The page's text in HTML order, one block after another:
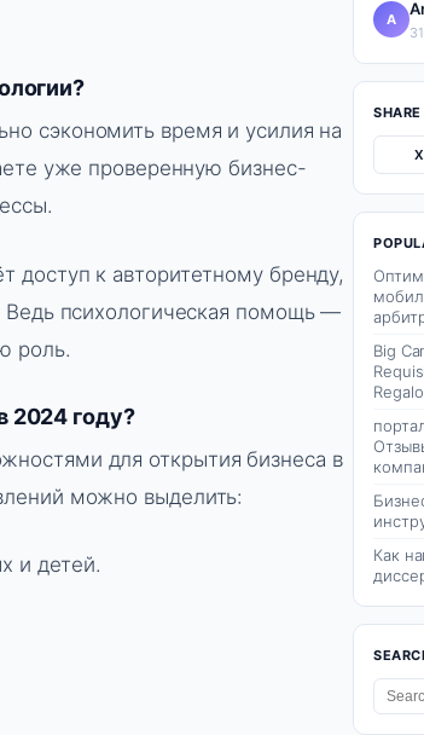
сэкономить время и усилия на
уже проверенную бизнес-
доступ к авторитетному бренду,
Ведь психологическая помощь —
роль.
2024 году?
для открытия бизнеса в
можно выделить:
и детей.
A
SHARE
X
Big
Как